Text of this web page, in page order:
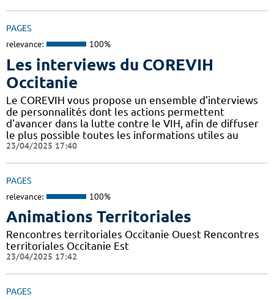
PAGES
relevance: 100%
Les interviews du COREVIH
Occitanie
Le COREVIH vous propose un ensemble d'interviews
de personnalités dont les actions permettent
d'avancer dans la lutte contre le VIH, afin de diffuser
le plus possible toutes les informations utiles au
23/04/2025 17:40
PAGES
relevance: 100%
Animations Territoriales
Rencontres territoriales Occitanie Ouest Rencontres
territoriales Occitanie Est
23/04/2025 17:42
PAGES